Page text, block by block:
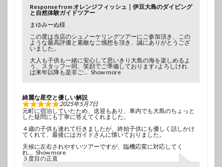
Response from オレンジフィッシュ｜伊豆大島のダイビング
と自然体験ガイドツアー
まゆみーぬ様
この度は当店のシュノーケリングツアーにご参加頂き、この
ような最高評価と素敵なご感想を頂き、誠にありがとうござ
いました。
大人も子供も一緒に安心して思いきり大島の海を楽しめるよ
う、スタッフ一同、笑顔でご準備しております♪よろしけれ
ば来年以降も是非ご
Show more
綺麗な星空と優しい解説
2025年5月7日
元町に宿泊していたため、送迎もあり、車内でも大島のちょっと
した疑問にも丁寧に答えてくれました。
４歳の子供も連れて行きましたが、終始子供にも優しく話しかけ
てくれて、最後にはガイドさんに懐いておりました。
天候に左右されやすいツアーですが、臨機応変に対応してく
れ
Show more
３度目の正直